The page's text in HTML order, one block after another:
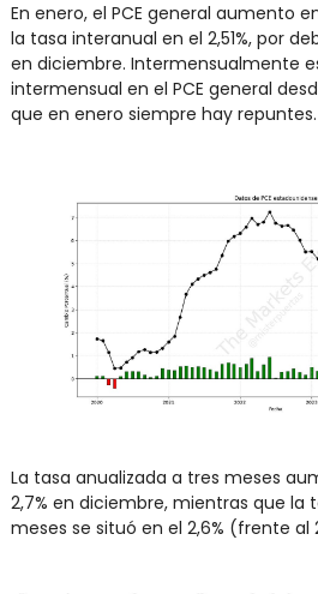
En enero, el PCE general aumento
la tasa interanual en el 2,51%, por
en diciembre. Intermensualmente
intermensual en el PCE general
que en enero siempre hay repuntes.
La tasa anualizada a tres meses
2,7% en diciembre, mientras que la
meses se situó en el 2,6% (frente al